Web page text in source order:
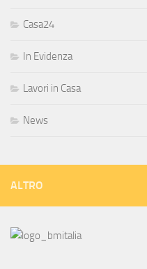
Casa24
In Evidenza
Lavori in Casa
News
ALTRO